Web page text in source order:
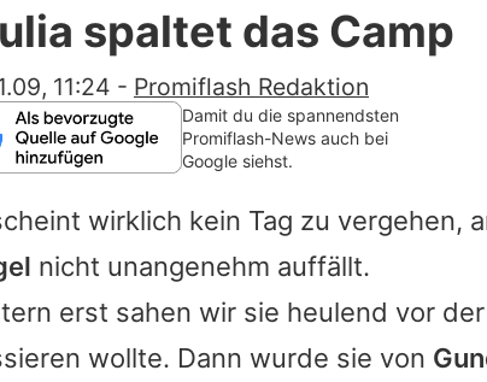
Utiq verwalten
spaltet das Camp
11:24 - Promiflash Redaktion
Damit du die spannendsten
Promiflash-News auch bei
Google siehst.
wirklich kein Tag zu vergehen,
nicht unangenehm auffällt.
erst sahen wir sie heulend vor
wollte. Dann wurde sie von